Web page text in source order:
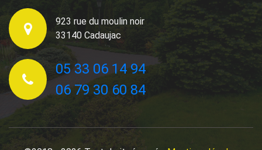
923 rue du moulin noir
33140 Cadaujac
05 33 06 14 94
06 79 30 60 84